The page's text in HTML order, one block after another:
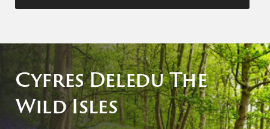
Cyfres Deledu The
Wild Isles